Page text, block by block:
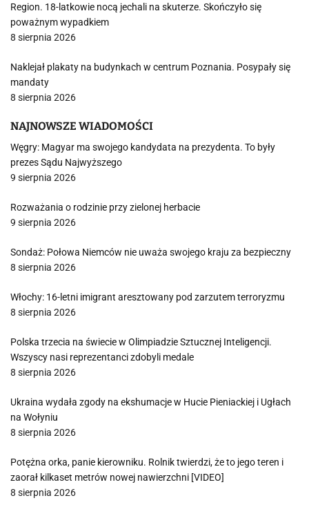
Region. 18-latkowie nocą jechali na skuterze. Skończyło się
poważnym wypadkiem
8 sierpnia 2026
Naklejał plakaty na budynkach w centrum Poznania. Posypały się
mandaty
8 sierpnia 2026
NAJNOWSZE WIADOMOŚCI
Węgry: Magyar ma swojego kandydata na prezydenta. To były
prezes Sądu Najwyższego
9 sierpnia 2026
Rozważania o rodzinie przy zielonej herbacie
9 sierpnia 2026
Sondaż: Połowa Niemców nie uważa swojego kraju za bezpieczny
8 sierpnia 2026
Włochy: 16-letni imigrant aresztowany pod zarzutem terroryzmu
8 sierpnia 2026
Polska trzecia na świecie w Olimpiadzie Sztucznej Inteligencji.
Wszyscy nasi reprezentanci zdobyli medale
8 sierpnia 2026
Ukraina wydała zgody na ekshumacje w Hucie Pieniackiej i Ugłach
na Wołyniu
8 sierpnia 2026
Potężna orka, panie kierowniku. Rolnik twierdzi, że to jego teren i
zaorał kilkaset metrów nowej nawierzchni [VIDEO]
8 sierpnia 2026